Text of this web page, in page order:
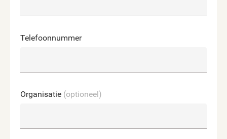
Telefoonnummer
Organisatie (optioneel)